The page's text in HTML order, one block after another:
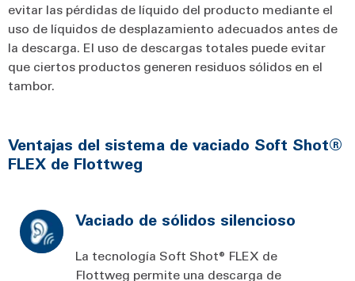
evitar las pérdidas de líquido del producto mediante el
uso de líquidos de desplazamiento adecuados antes de
la descarga. El uso de descargas totales puede evitar
que ciertos productos generen residuos sólidos en el
tambor.
Ventajas del sistema de vaciado Soft Shot®
FLEX de Flottweg
Vaciado de sólidos silencioso
La tecnología Soft Shot® FLEX de
Flottweg permite una descarga de